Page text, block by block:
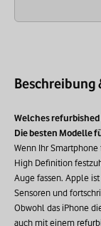
Beschreibung
Welches
Die besten Modelle
Wenn Ihr
High Definition
Auge fassen. Apple
Sensoren und
Obwohl das iPhone
auch mit einem